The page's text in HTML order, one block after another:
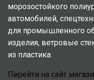
морозостойкого
автомобилей,
для промышленного
изделия, ветровые
из пластика.
Перейти на сайт